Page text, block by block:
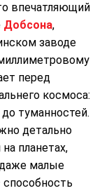
впечатляющий
Добсона,
заводе
перед
космоса:
туманностей.
детально
планетах,
малые